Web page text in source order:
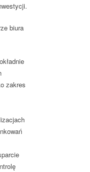
biura
zakres